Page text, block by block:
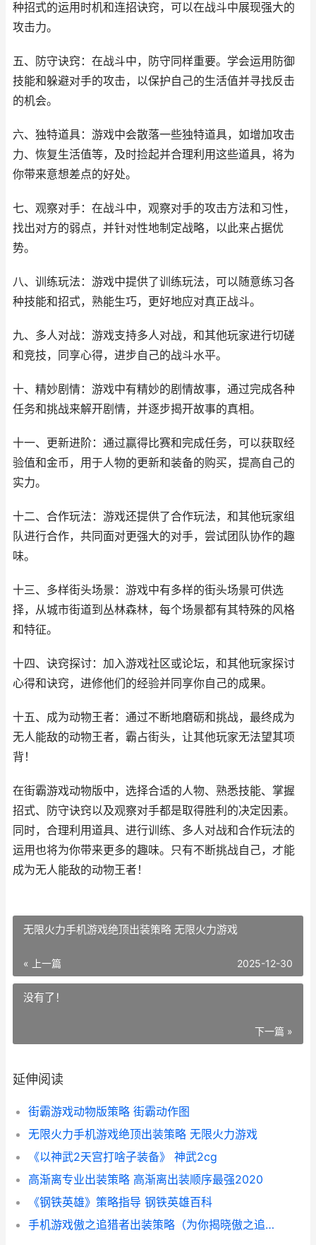
种招式的运用时机和连招诀窍，可以在战斗中展现强大的
攻击力。
五、防守诀窍：在战斗中，防守同样重要。学会运用防御
技能和躲避对手的攻击，以保护自己的生活值并寻找反击
的机会。
六、独特道具：游戏中会散落一些独特道具，如增加攻击
力、恢复生活值等，及时捡起并合理利用这些道具，将为
你带来意想差点的好处。
七、观察对手：在战斗中，观察对手的攻击方法和习性，
找出对方的弱点，并针对性地制定战略，以此来占据优
势。
八、训练玩法：游戏中提供了训练玩法，可以随意练习各
种技能和招式，熟能生巧，更好地应对真正战斗。
九、多人对战：游戏支持多人对战，和其他玩家进行切磋
和竞技，同享心得，进步自己的战斗水平。
十、精妙剧情：游戏中有精妙的剧情故事，通过完成各种
任务和挑战来解开剧情，并逐步揭开故事的真相。
十一、更新进阶：通过赢得比赛和完成任务，可以获取经
验值和金币，用于人物的更新和装备的购买，提高自己的
实力。
十二、合作玩法：游戏还提供了合作玩法，和其他玩家组
队进行合作，共同面对更强大的对手，尝试团队协作的趣
味。
十三、多样街头场景：游戏中有多样的街头场景可供选
择，从城市街道到丛林森林，每个场景都有其特殊的风格
和特征。
十四、诀窍探讨：加入游戏社区或论坛，和其他玩家探讨
心得和诀窍，进修他们的经验并同享你自己的成果。
十五、成为动物王者：通过不断地磨砺和挑战，最终成为
无人能敌的动物王者，霸占街头，让其他玩家无法望其项
背！
在街霸游戏动物版中，选择合适的人物、熟悉技能、掌握
招式、防守诀窍以及观察对手都是取得胜利的决定因素。
同时，合理利用道具、进行训练、多人对战和合作玩法的
运用也将为你带来更多的趣味。只有不断挑战自己，才能
成为无人能敌的动物王者！
无限火力手机游戏绝顶出装策略 无限火力游戏
« 上一篇 2025-12-30
没有了！
下一篇 »
延伸阅读
街霸游戏动物版策略 街霸动作图
无限火力手机游戏绝顶出装策略 无限火力游戏
《以神武2天宫打啥子装备》 神武2cg
高渐离专业出装策略 高渐离出装顺序最强2020
《钢铁英雄》策略指导 钢铁英雄百科
手机游戏傲之追猎者出装策略（为你揭晓傲之追猎者无人能敌装备 傲之追猎者怎么玩儿